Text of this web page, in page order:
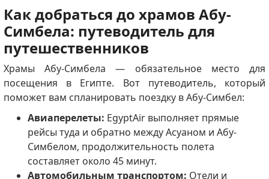
Как добраться до храмов Абу-
Симбела: путеводитель для
путешественников
Храмы Абу-Симбела — обязательное место для
посещения в Египте. Вот путеводитель, который
поможет вам спланировать поездку в Абу-Симбел:
Авиаперелеты: EgyptAir выполняет прямые
рейсы туда и обратно между Асуаном и Абу-
Симбелом, продолжительность полета
составляет около 45 минут.
Автомобильным транспортом: Отели и